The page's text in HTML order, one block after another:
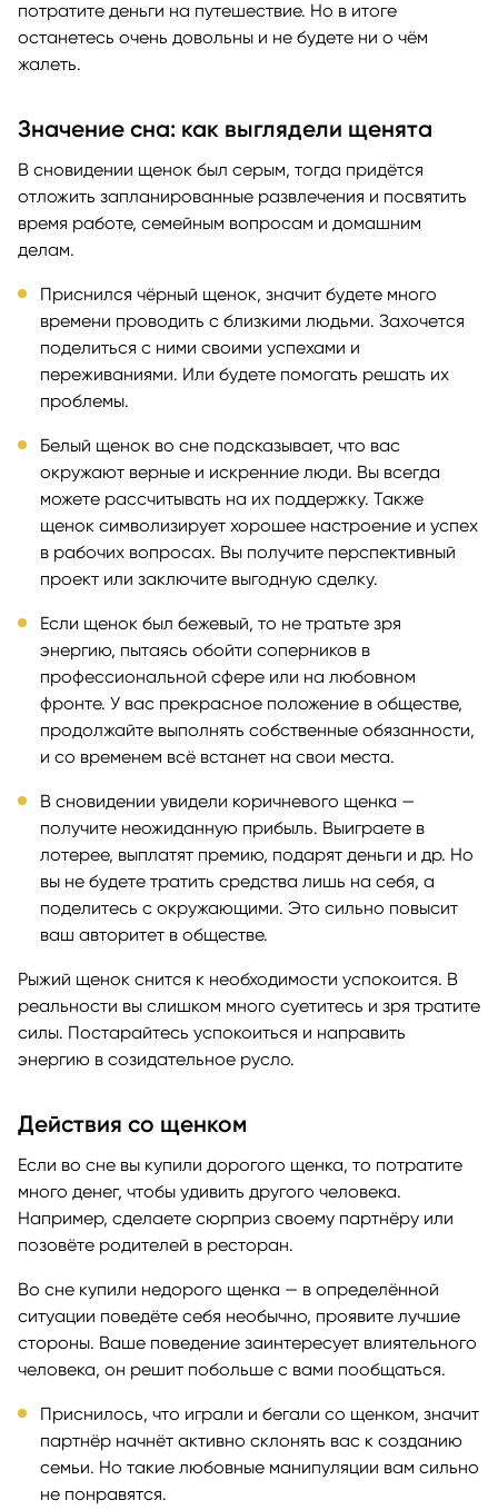
потратите деньги на путешествие. Но в итоге
останетесь очень довольны и не будете ни о чём
жалеть.
Значение сна: как выглядели щенята
В сновидении щенок был серым, тогда придётся
отложить запланированные развлечения и посвятить
время работе, семейным вопросам и домашним
делам.
Приснился чёрный щенок, значит будете много
времени проводить с близкими людьми. Захочется
поделиться с ними своими успехами и
переживаниями. Или будете помогать решать их
проблемы.
Белый щенок во сне подсказывает, что вас
окружают верные и искренние люди. Вы всегда
можете рассчитывать на их поддержку. Также
щенок символизирует хорошее настроение и успех
в рабочих вопросах. Вы получите перспективный
проект или заключите выгодную сделку.
Если щенок был бежевый, то не тратьте зря
энергию, пытаясь обойти соперников в
профессиональной сфере или на любовном
фронте. У вас прекрасное положение в обществе,
продолжайте выполнять собственные обязанности,
и со временем всё встанет на свои места.
В сновидении увидели коричневого щенка —
получите неожиданную прибыль. Выиграете в
лотерее, выплатят премию, подарят деньги и др. Но
вы не будете тратить средства лишь на себя, а
поделитесь с окружающими. Это сильно повысит
ваш авторитет в обществе.
Рыжий щенок снится к необходимости успокоится. В
реальности вы слишком много суетитесь и зря тратите
силы. Постарайтесь успокоиться и направить
энергию в созидательное русло.
Действия со щенком
Если во сне вы купили дорогого щенка, то потратите
много денег, чтобы удивить другого человека.
Например, сделаете сюрприз своему партнёру или
позовёте родителей в ресторан.
Во сне купили недорого щенка — в определённой
ситуации поведёте себя необычно, проявите лучшие
стороны. Ваше поведение заинтересует влиятельного
человека, он решит побольше с вами пообщаться.
Приснилось, что играли и бегали со щенком, значит
партнёр начнёт активно склонять вас к созданию
семьи. Но такие любовные манипуляции вам сильно
не понравятся.